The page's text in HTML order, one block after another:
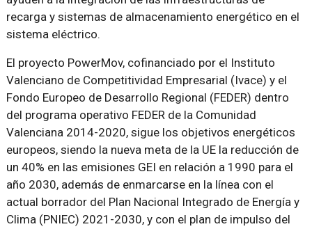
recarga y sistemas de almacenamiento energético en el
sistema eléctrico.
El proyecto PowerMov, cofinanciado por el Instituto
Valenciano de Competitividad Empresarial (Ivace) y el
Fondo Europeo de Desarrollo Regional (FEDER) dentro
del programa operativo FEDER de la Comunidad
Valenciana 2014-2020, sigue los objetivos energéticos
europeos, siendo la nueva meta de la UE la reducción de
un 40% en las emisiones GEI en relación a 1990 para el
año 2030, además de enmarcarse en la línea con el
actual borrador del Plan Nacional Integrado de Energía y
Clima (PNIEC) 2021-2030, y con el plan de impulso del